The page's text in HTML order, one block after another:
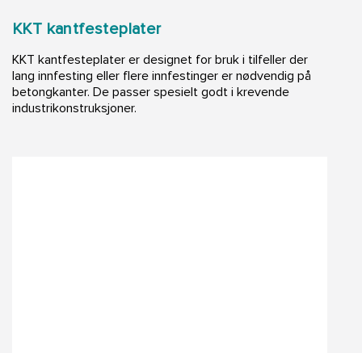
KKT kantfesteplater
KKT kantfesteplater er designet for bruk i tilfeller der
lang innfesting eller flere innfestinger er nødvendig på
betongkanter. De passer spesielt godt i krevende
industrikonstruksjoner.